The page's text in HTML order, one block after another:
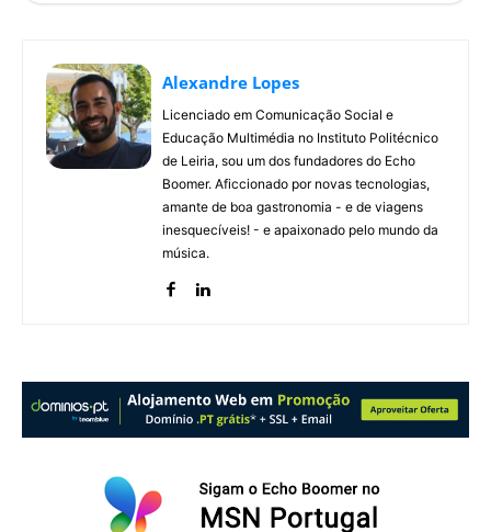
Alexandre Lopes
Licenciado em Comunicação Social e
Educação Multimédia no Instituto Politécnico
de Leiria, sou um dos fundadores do Echo
Boomer. Aficcionado por novas tecnologias,
amante de boa gastronomia - e de viagens
inesquecíveis! - e apaixonado pelo mundo da
música.